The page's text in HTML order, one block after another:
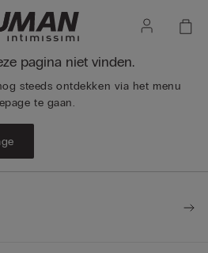
pagina niet vinden.
steeds ontdekken via het menu
te gaan.